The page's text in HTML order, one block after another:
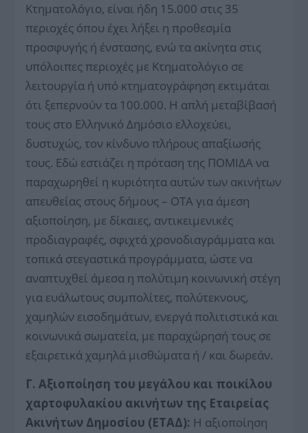
Κτηματολόγιο, είναι ήδη 15.000 στις 35
περιοχές όπου έχει λήξει η προθεσμία
προσφυγής ή ένστασης, ενώ τα ακίνητα στις
υπόλοιπες περιοχές με Κτηματολόγιο σε
λειτουργία ή υπό κτηματογράφηση εκτιμάται
ότι ξεπερνούν τα 100.000. Η απλή μεταβίβασή
τους στο Ελληνικό Δημόσιο ελλοχεύει,
δυστυχώς, τον κίνδυνο πλήρους απαξίωσής
τους. Εδώ εστιάζει η πρόταση της ΠΟΜΙΔΑ να
παραχωρηθεί η κυριότητα αυτών των ακινήτων
απευθείας στους δήμους – ΟΤΑ για άμεση
αξιοποίηση, με δίκαιες, αντικειμενικές
προδιαγραφές, σφιχτά χρονοδιαγράμματα και
τοπικά στεγαστικά προγράμματα, ώστε να
αναπτυχθεί άμεσα η πολύτιμη κοινωνική στέγη
για ευάλωτους συμπολίτες, πολύτεκνους,
χαμηλών εισοδημάτων, ενεργά πολιτιστικά και
κοινωνικά σωματεία, με παραχώρησή τους σε
εξαιρετικά χαμηλά μισθώματα ή / και δωρεάν.
Γ. Αξιοποίηση του μεγάλου και ποικίλου
χαρτοφυλακίου ακινήτων της Εταιρείας
Ακινήτων Δημοσίου (ΕΤΑΔ): Η αξιοποίηση